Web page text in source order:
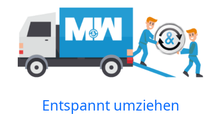
Entspannt umziehen